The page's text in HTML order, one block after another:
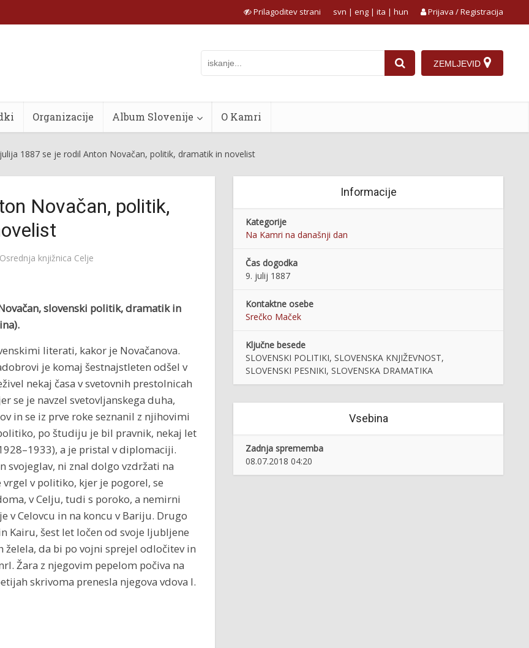
Prilagoditev strani Prijava / Registracija
svn | eng | ita | hun
ZEMLJEVID
Organizacije Album Slovenije O Kamri
1887 se je rodil Anton Novačan, politik, dramatik in novelist
Novačan, politik,
Osrednja knjižnica Celje
slovenski politik, dramatik in
literati, kakor je Novačanova.
je komaj šestnajstleten odšel v
nekaj časa v svetovnih prestolnicah
se je navzel svetovljanskega duha,
in se iz prve roke seznanil z njihovimi
po študiju je bil pravnik, nekaj let
a je pristal v diplomaciji.
svojeglav, ni znal dolgo vzdržati na
v politiko, kjer je pogorel, se
v Celju, tudi s poroko, a nemirni
v Celovcu in na koncu v Bariju. Drugo
Kairu, šest let ločen od svoje ljubljene
da bi po vojni sprejel odločitev in
Žara z njegovim pepelom počiva na
skrivoma prenesla njegova vdova l.
Informacije
Kategorije
Na Kamri na današnji dan
Čas dogodka
9. julij 1887
Kontaktne osebe
Srečko Maček
Ključne besede
SLOVENSKI POLITIKI, SLOVENSKA KNJIŽEVNOST,
SLOVENSKI PESNIKI, SLOVENSKA DRAMATIKA
Vsebina
Zadnja sprememba
08.07.2018 04:20